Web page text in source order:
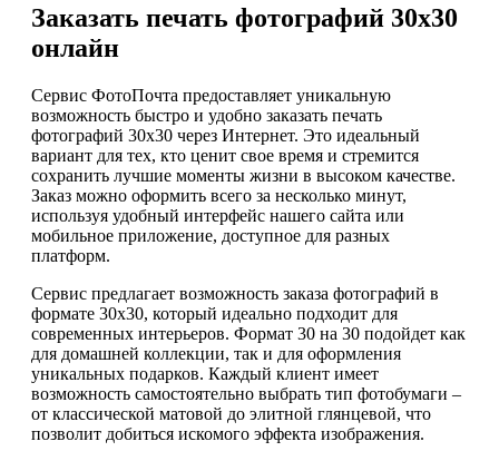
Заказать печать фотографий 30х30
онлайн
Сервис ФотоПочта предоставляет уникальную
возможность быстро и удобно заказать печать
фотографий 30х30 через Интернет. Это идеальный
вариант для тех, кто ценит свое время и стремится
сохранить лучшие моменты жизни в высоком качестве.
Заказ можно оформить всего за несколько минут,
используя удобный интерфейс нашего сайта или
мобильное приложение, доступное для разных
платформ.
Сервис предлагает возможность заказа фотографий в
формате 30x30, который идеально подходит для
современных интерьеров. Формат 30 на 30 подойдет как
для домашней коллекции, так и для оформления
уникальных подарков. Каждый клиент имеет
возможность самостоятельно выбрать тип фотобумаги –
от классической матовой до элитной глянцевой, что
позволит добиться искомого эффекта изображения.